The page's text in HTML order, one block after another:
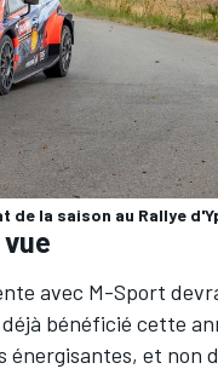
la saison au Rallye
avec M-Sport
bénéficié cette
et non